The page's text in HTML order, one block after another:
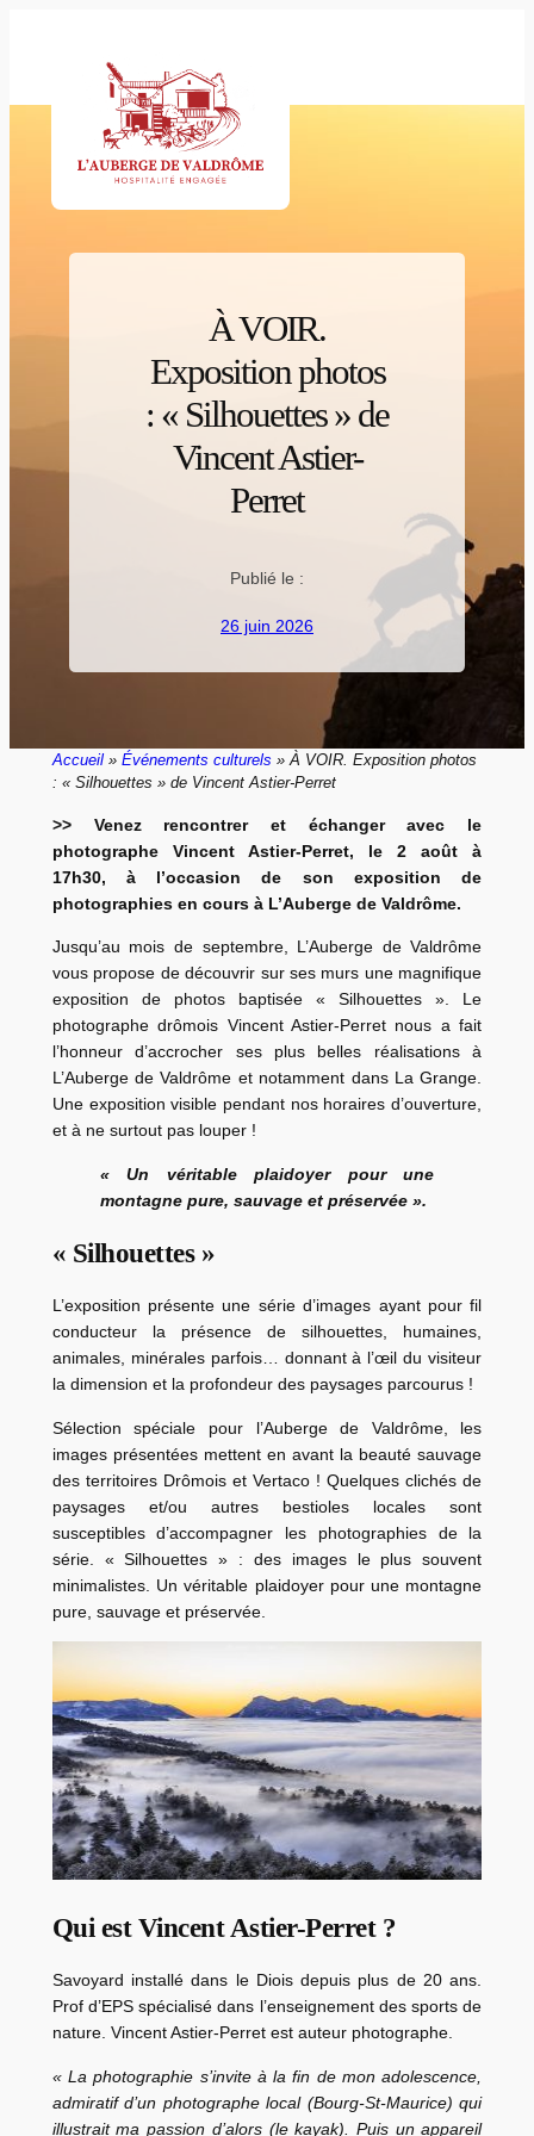
À VOIR.
Exposition photos
: « Silhouettes » de
Vincent Astier-
Perret
Publié le :
26 juin 2026
Accueil» Événements culturels » À VOIR. Exposition photos
: « Silhouettes » de Vincent Astier-Perret
>> Venez rencontrer et échanger avec le
photographe Vincent Astier-Perret, le 2 août à
17h30, à l’occasion de son exposition de
photographies en cours à L’Auberge de Valdrôme.
Jusqu’au mois de septembre, L’Auberge de Valdrôme
vous propose de découvrir sur ses murs une magnifique
exposition de photos baptisée « Silhouettes ». Le
photographe drômois Vincent Astier-Perret nous a fait
l’honneur d’accrocher ses plus belles réalisations à
L’Auberge de Valdrôme et notamment dans La Grange.
Une exposition visible pendant nos horaires d’ouverture,
et à ne surtout pas louper !
« Un véritable plaidoyer pour une
montagne pure, sauvage et préservée ».
« Silhouettes »
L’exposition présente une série d’images ayant pour fil
conducteur la présence de silhouettes, humaines,
animales, minérales parfois… donnant à l’œil du visiteur
la dimension et la profondeur des paysages parcourus !
Sélection spéciale pour l’Auberge de Valdrôme, les
images présentées mettent en avant la beauté sauvage
des territoires Drômois et Vertaco ! Quelques clichés de
paysages et/ou autres bestioles locales sont
susceptibles d’accompagner les photographies de la
série. « Silhouettes » : des images le plus souvent
minimalistes. Un véritable plaidoyer pour une montagne
pure, sauvage et préservée.
Qui est VincentAstier-Perret ?
Savoyard installé dans le Diois depuis plus de 20 ans.
Prof d’EPS spécialisé dans l’enseignement des sports de
nature. Vincent Astier-Perret est auteur photographe.
« La photographie s’invite à la fin de mon adolescence,
admiratif d’un photographe local (Bourg-St-Maurice) qui
illustrait ma passion d’alors (le kayak). Puis un appareil